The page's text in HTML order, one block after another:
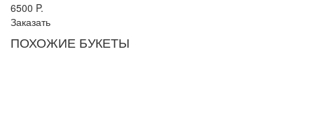
6500 P.
Заказать
ПОХОЖИЕ БУКЕТЫ